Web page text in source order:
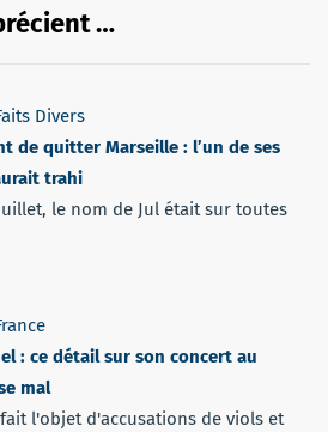
…
Divers
de quitter Marseille : l’un de ses
trahi
le nom de Jul était sur toutes
: ce détail sur son concert au
mal
l'objet d'accusations de viols et